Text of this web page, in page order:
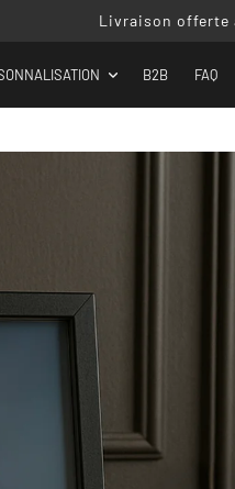
Livraison offerte
B2B FAQ